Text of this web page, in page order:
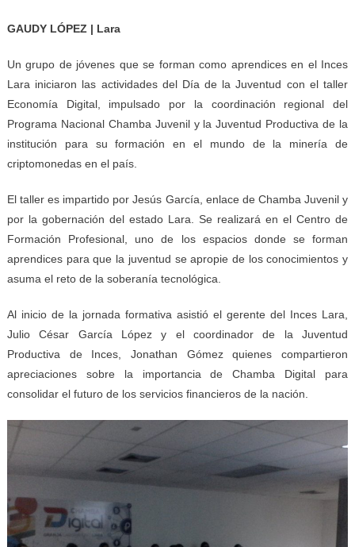
GAUDY LÓPEZ | Lara
Un grupo de jóvenes que se forman como aprendices en el Inces
Lara iniciaron las actividades del Día de la Juventud con el taller
Economía Digital, impulsado por la coordinación regional del
Programa Nacional Chamba Juvenil y la Juventud Productiva de la
institución para su formación en el mundo de la minería de
criptomonedas en el país.
El taller es impartido por Jesús García, enlace de Chamba Juvenil y
por la gobernación del estado Lara. Se realizará en el Centro de
Formación Profesional, uno de los espacios donde se forman
aprendices para que la juventud se apropie de los conocimientos y
asuma el reto de la soberanía tecnológica.
Al inicio de la jornada formativa asistió el gerente del Inces Lara,
Julio César García López y el coordinador de la Juventud
Productiva de Inces, Jonathan Gómez quienes compartieron
apreciaciones sobre la importancia de Chamba Digital para
consolidar el futuro de los servicios financieros de la nación.